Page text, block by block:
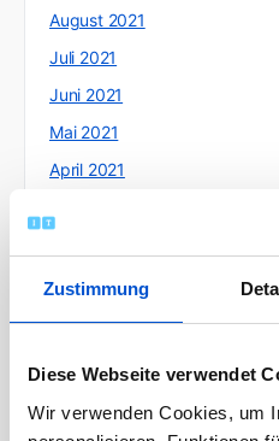
Zustimmung
Diese Webseite verwendet
Wir verwenden Cookies, um
August 2021
Juli 2021
Juni 2021
Mai 2021
April 2021
Januar 2021
Dezember 2020
September 2020